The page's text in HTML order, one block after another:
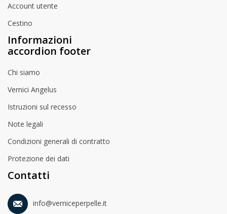
Account utente
Cestino
Informazioni
accordion footer
Chi siamo
Vernici Angelus
Istruzioni sul recesso
Note legali
Condizioni generali di contratto
Protezione dei dati
Contatti
info@verniceperpelle.it